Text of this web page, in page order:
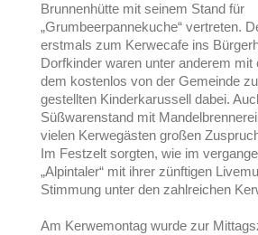
Brunnenhütte mit seinem Stand für
„Grumbeerpannekuche“ vertreten.
erstmals zum Kerwecafe ins
Dorfkinder waren unter anderem mit
dem kostenlos von der Gemeinde
gestellten Kinderkarussell dabei.
Süßwarenstand mit
vielen Kerwegästen großen
Im Festzelt sorgten, wie im
„Alpintaler“ mit ihrer zünftigen
Stimmung unter den zahlreichen
Am Kerwemontag wurde zur